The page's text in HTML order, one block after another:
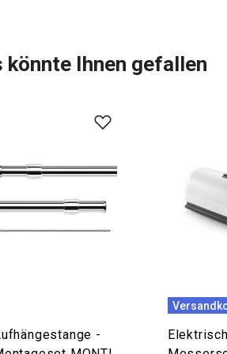
könnte Ihnen gefallen
-